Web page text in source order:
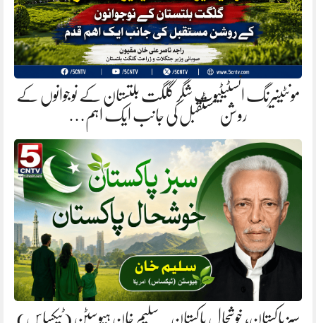
مونٹینیرنگ انسٹیٹیوٹ شگر گلگت بلتستان کے نوجوانوں کے
روشن مستقبل کی جانب ایک اہم…
سبز پاکستان، خوشحال پاکستان . سلیم خان ہیوسٹن (ٹیکساس)